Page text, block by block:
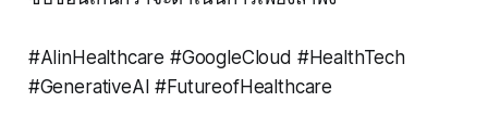
#AIinHealthcare #GoogleCloud #HealthTech
#GenerativeAI #FutureofHealthcare